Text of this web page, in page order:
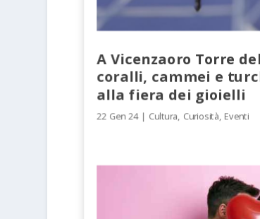
A Vicenzaoro Torre
coralli, cammei e
alla fiera dei gioielli
22 Gen 24| Cultura, Curiosità, Eventi